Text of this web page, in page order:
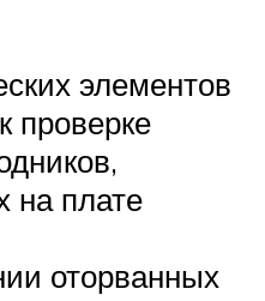
элементов
проверке
на плате
оторванных